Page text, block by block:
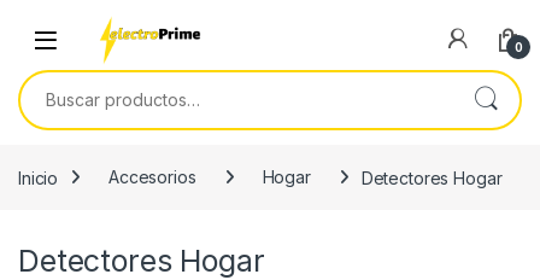
Skip to navigation
Skip to content
0
Buscar por:
Inicio Accesorios Hogar Detectores Hogar
Detectores Hogar